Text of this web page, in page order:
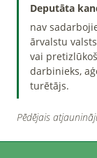
Deputāta
nav
ārvalstu
vai
darbinieks,
turētājs.
Pēdējais